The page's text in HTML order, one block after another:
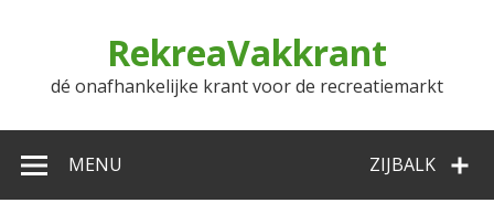
RekreaVakkrant
dé onafhankelijke krant voor de recreatiemarkt
ZIJBALK
MENU